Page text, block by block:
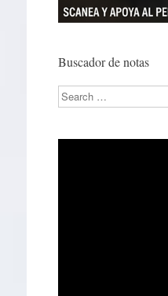
Buscador de notas
Search